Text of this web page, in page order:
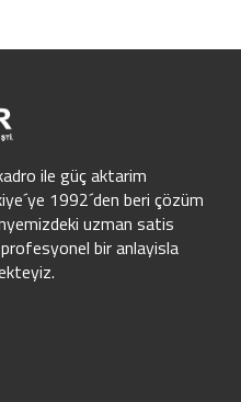
ile güç aktarim
1992´den beri çözüm
uzman satis
bir anlayisla